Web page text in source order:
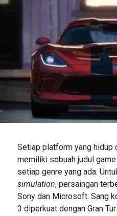
Setiap platform yang hidup
memiliki sebuah judul
setiap genre yang ada.
simulation, persaingan
Sony dan Microsoft. Sang
3 diperkuat dengan Gran